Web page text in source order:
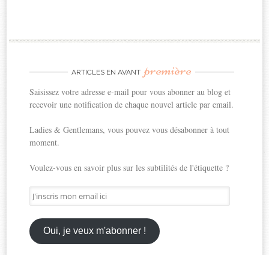
ARTICLES EN AVANT première
Saisissez votre adresse e-mail pour vous abonner au blog et
recevoir une notification de chaque nouvel article par email.
Ladies & Gentlemans, vous pouvez vous désabonner à tout
moment.
Voulez-vous en savoir plus sur les subtilités de l'étiquette ?
J'inscris
mon
email
ici
Oui, je veux m'abonner !